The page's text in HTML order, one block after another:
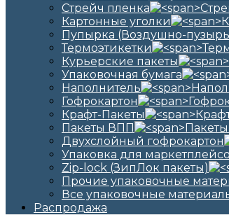
Стрейч пленка
Картонные уголки
Пупырка (Воздушно-
Термоэтикетки
Курьерские пакеты
Упаковочная бумага
Наполнитель
Гофрокартон
Крафт-Пакеты
Пакеты ВПП
Двухслойный гофрокартон
Упаковка для
Zip-lock (ЗипЛок пакеты)
Прочие упаковочные
Все упаковочные
Распродажа